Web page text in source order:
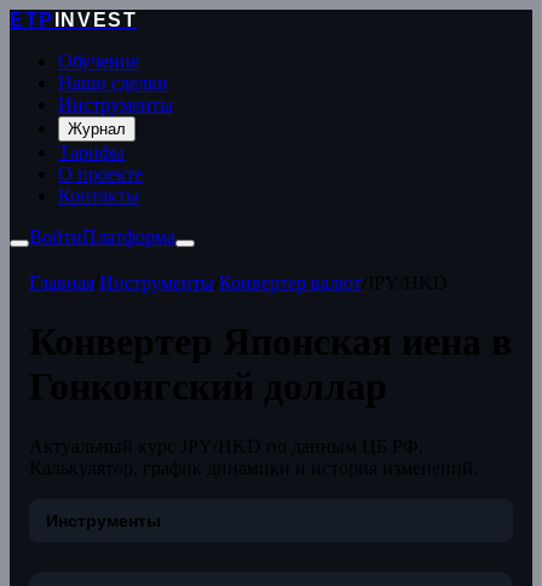
ETP
INVEST
Обучение
Наши сделки
Инструменты
Журнал
Тарифы
О проекте
Контакты
ВойтиПлатформа
Главная Инструменты Конвертер валют
Инструменты